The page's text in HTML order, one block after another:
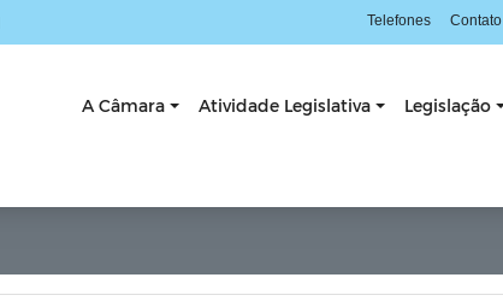
Telefones Contato
A Câmara Atividade Legislativa Legislação